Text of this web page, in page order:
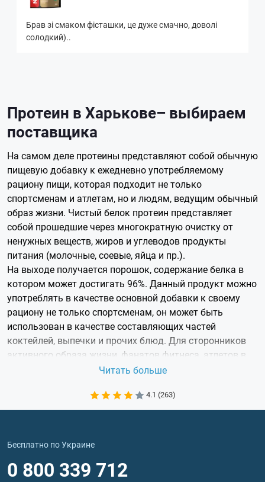
Брав зі смаком фісташки, це дуже смачно, доволі
солодкий)..
Протеин в Харькове– выбираем
поставщика
На самом деле протеины представляют собой обычную
пищевую добавку к ежедневно употребляемому
рациону пищи, которая подходит не только
спортсменам и атлетам, но и людям, ведущим обычный
образ жизни. Чистый белок протеин представляет
собой прошедшие через многократную очистку от
ненужных веществ, жиров и углеводов продукты
питания (молочные, соевые, яйца и пр.).
На выходе получается порошок, содержание белка в
котором может достигать 96%. Данный продукт можно
употреблять в качестве основной добавки к своему
рациону не только спортсменам, он может быть
использован в качестве составляющих частей
коктейлей, выпечки и прочих блюд. Для сторонников
активного образа жизни, фанатов фитнеса, атлетов в
любом виде спорта протеин является важнейшим
мышечную массу и иметь красивое и подтянутое тело.
Если вы хотите купить протеин в Харькове необходимо
которого достаточно известна, а качество продукции
много лет является партнером многих известных
Читать больше
4.1 (263)
Бесплатно по Украине
0 800 339 712